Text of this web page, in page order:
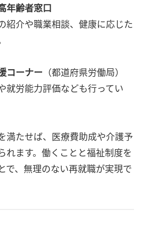
年齢者窓口
紹介や職業相談、健康に応じた
コーナー （都道府県労働局）
就労能力評価なども行ってい
満たせば、医療費助成や介護予
れます。働くことと福祉制度を
で、無理のない再就職が実現で